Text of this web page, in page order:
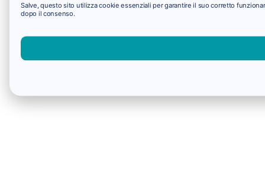
Salve, questo sito utilizza cookie essenziali per garantire il suo corretto
dopo il consenso.